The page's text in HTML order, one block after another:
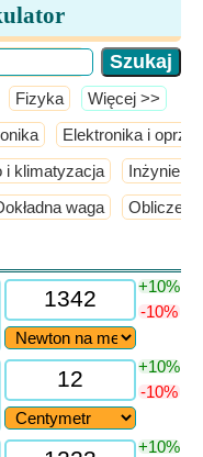
Fizyka ​Więcej >>
Elektronika i
i klimatyzacja
waga
+10%
-10%
+10%
-10%
+10%